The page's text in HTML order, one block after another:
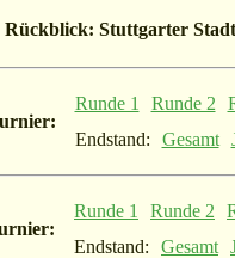
Rückblick: Stuttgarter
Runde 1 Runde 2
Endstand:
Gesamt
Runde 1 Runde 2
Endstand:
Gesamt